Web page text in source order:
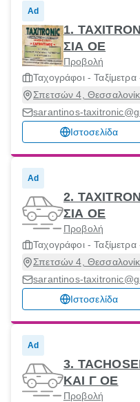
Ad
1.
ΣΙΑ ΟΕ
Προβολή
Ταχογράφοι -
Σπετσών 4,
sarantinos-
Ιστοσελίδα
Ad
2.
ΣΙΑ ΟΕ
Προβολή
Ταχογράφοι -
Σπετσών 4,
sarantinos-
Ιστοσελίδα
Ad
3.
ΚΑΙ Γ ΟΕ
Προβολή